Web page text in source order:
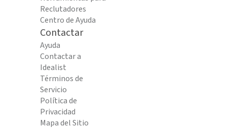
Reclutadores
Centro de Ayuda
Contactar
Ayuda
Contactar a
Idealist
Términos de
Servicio
Política de
Privacidad
Mapa del Sitio